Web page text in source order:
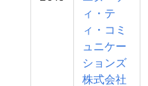
ィ・テ
ィ・コミ
ュニケー
ションズ
株式会社